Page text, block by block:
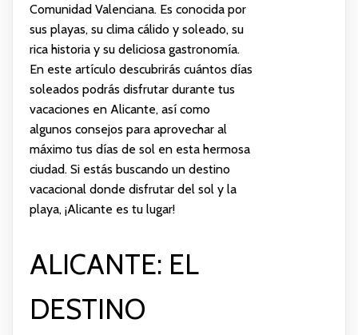
Comunidad Valenciana. Es conocida por
sus playas, su clima cálido y soleado, su
rica historia y su deliciosa gastronomía.
En este artículo descubrirás cuántos días
soleados podrás disfrutar durante tus
vacaciones en Alicante, así como
algunos consejos para aprovechar al
máximo tus días de sol en esta hermosa
ciudad. Si estás buscando un destino
vacacional donde disfrutar del sol y la
playa, ¡Alicante es tu lugar!
ALICANTE: EL
DESTINO